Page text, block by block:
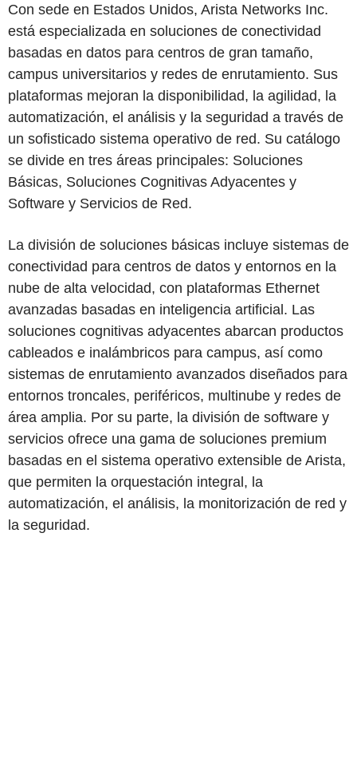
Con sede en Estados Unidos, Arista Networks Inc.
está especializada en soluciones de conectividad
basadas en datos para centros de gran tamaño,
campus universitarios y redes de enrutamiento. Sus
plataformas mejoran la disponibilidad, la agilidad, la
automatización, el análisis y la seguridad a través de
un sofisticado sistema operativo de red. Su catálogo
se divide en tres áreas principales: Soluciones
Básicas, Soluciones Cognitivas Adyacentes y
Software y Servicios de Red.
La división de soluciones básicas incluye sistemas de
conectividad para centros de datos y entornos en la
nube de alta velocidad, con plataformas Ethernet
avanzadas basadas en inteligencia artificial. Las
soluciones cognitivas adyacentes abarcan productos
cableados e inalámbricos para campus, así como
sistemas de enrutamiento avanzados diseñados para
entornos troncales, periféricos, multinube y redes de
área amplia. Por su parte, la división de software y
servicios ofrece una gama de soluciones premium
basadas en el sistema operativo extensible de Arista,
que permiten la orquestación integral, la
automatización, el análisis, la monitorización de red y
la seguridad.